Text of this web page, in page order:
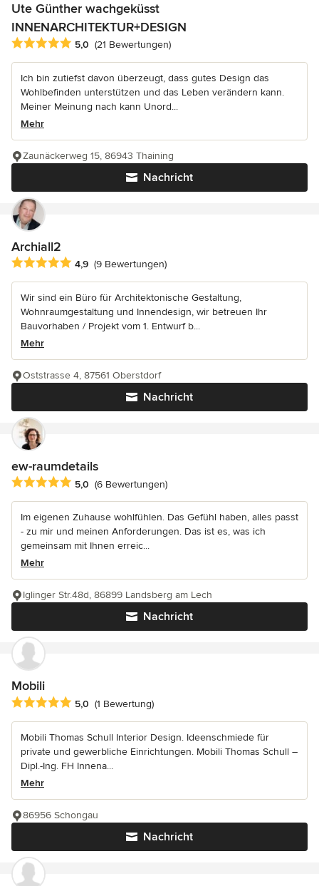
Ute Günther wachgeküsst
INNENARCHITEKTUR+DESIGN
Durchschnittliche Bewertung: 5 von 5 Sternen
5,0 (21 Bewertungen)
Ich bin zutiefst davon überzeugt, dass gutes Design das
Wohlbefinden unterstützen und das Leben verändern kann.
Meiner Meinung nach kann Unord...
Mehr
Nachricht
Zaunäckerweg 15, 86943 Thaining
Archiall2
Durchschnittliche Bewertung: 4.9 von 5 Sternen
4,9 (9 Bewertungen)
Wir sind ein Büro für Architektonische Gestaltung,
Wohnraumgestaltung und Innendesign, wir betreuen Ihr
Bauvorhaben / Projekt vom 1. Entwurf b...
Mehr
Nachricht
Oststrasse 4, 87561 Oberstdorf
ew-raumdetails
Durchschnittliche Bewertung: 5 von 5 Sternen
5,0 (6 Bewertungen)
Im eigenen Zuhause wohlfühlen. Das Gefühl haben, alles passt
- zu mir und meinen Anforderungen. Das ist es, was ich
gemeinsam mit Ihnen erreic...
Mehr
Nachricht
Iglinger Str.48d, 86899 Landsberg am Lech
Mobili
Durchschnittliche Bewertung: 5 von 5 Sternen
5,0 (1 Bewertung)
Mobili Thomas Schull Interior Design. Ideenschmiede für
private und gewerbliche Einrichtungen. Mobili Thomas Schull –
Dipl.-Ing. FH Innena...
Mehr
Nachricht
86956 Schongau